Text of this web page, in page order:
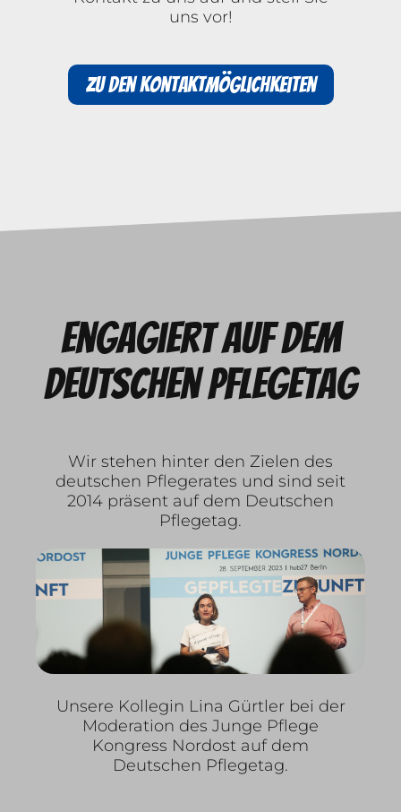
uns vor!
Zu den Kontaktmöglichkeiten
Engagiert auf dem
deutschen Pflegetag
Wir stehen hinter den Zielen des
deutschen Pflegerates und sind seit
2014 präsent auf dem Deutschen
Pflegetag.
Unsere Kollegin Lina Gürtler bei der
Moderation des Junge Pflege
Kongress Nordost auf dem
Deutschen Pflegetag.